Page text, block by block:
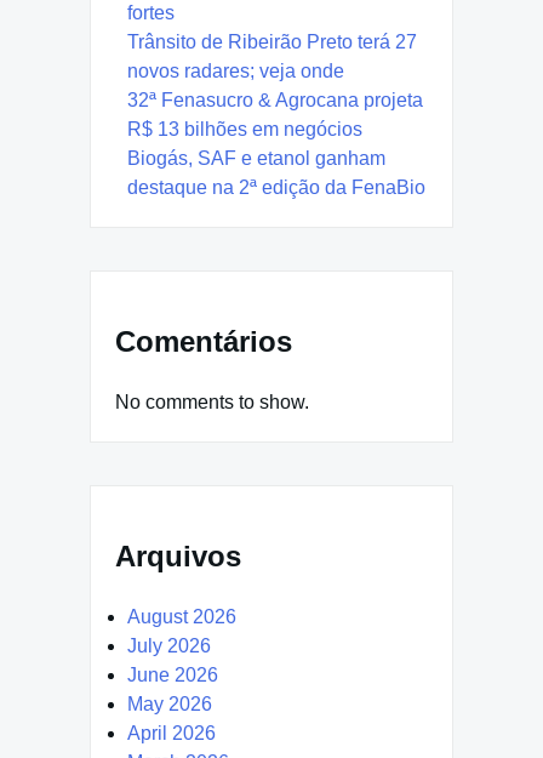
fortes
Trânsito de Ribeirão Preto terá 27
novos radares; veja onde
32ª Fenasucro & Agrocana projeta
R$ 13 bilhões em negócios
Biogás, SAF e etanol ganham
destaque na 2ª edição da FenaBio
Comentários
No comments to show.
Arquivos
August 2026
July 2026
June 2026
May 2026
April 2026